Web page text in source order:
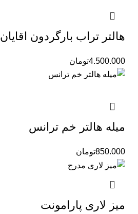
هالتر تراب بارگردون اقایان
تومان4.500.000
میله هالتر خم ترانس
تومان850.000
میز لاری پارامونت